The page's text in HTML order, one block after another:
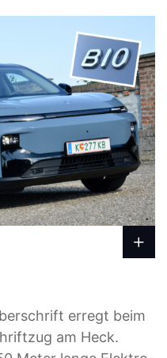
erregt beim
am Heck.